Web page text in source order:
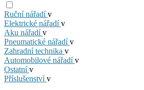
Ruční nářadív
Elektrické nářadív
Aku nářadív
Pneumatické nářadív
Zahradní technika v
Automobilové nářadív
Ostatnív
Příslušenstvív